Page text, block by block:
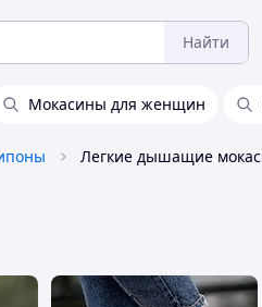
Найти
Мокасины для женщин